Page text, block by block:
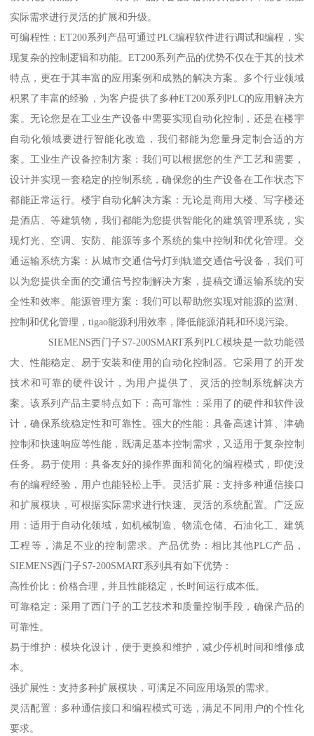
实际需求进行灵活的扩展和升级。
可编程性：ET200系列产品可通过PLC编程软件进行调试和编程，实
现复杂的控制逻辑和功能。ET200系列产品的优势不仅在于其的技术
特点，更在于其丰富的应用案例和成熟的解决方案。多个行业领域
积累了丰富的经验，为客户提供了多种ET200系列PLC的应用解决方
案。无论您是在工业生产设备中需要实现自动化控制，还是在楼宇
自动化领域要进行智能化改造，我们都能为您量身定制合适的方
案。工业生产设备控制方案：我们可以根据您的生产工艺和需要，
设计并实现一套稳定的控制系统，确保您的生产设备在工作状态下
都能正常运行。楼宇自动化解决方案：无论是商用大楼、写字楼还
是酒店、等建筑物，我们都能为您提供智能化的建筑管理系统，实
现灯光、空调、安防、能源等多个系统的集中控制和优化管理。交
通运输系统方案：从城市交通信号灯到轨道交通信号设备，我们可
以为您提供全面的交通信号控制解决方案，提稿交通运输系统的安
全性和效率。能源管理方案：我们可以帮助您实现对能源的监测、
控制和优化管理，tigao能源利用效率，降低能源消耗和环境污染。
SIEMENS西门子S7-200SMART系列PLC模块是一款功能强
大、性能稳定、易于安装和使用的自动化控制器。它采用了的开发
技术和可靠的硬件设计，为用户提供了、灵活的控制系统解决方
案。该系列产品主要特点如下：高可靠性：采用了的硬件和软件设
计，确保系统稳定性和可靠性。强大的性能：具备高速计算、津确
控制和快速响应等性能，既满足基本控制需求，又适用于复杂控制
任务。易于使用：具备友好的操作界面和简化的编程模式，即使没
有的编程经验，用户也能轻松上手。灵活扩展：支持多种通信接口
和扩展模块，可根据实际需求进行快速、灵活的系统配置。广泛应
用：适用于自动化领域，如机械制造、物流仓储、石油化工、建筑
工程等，满足不业的控制需求。产品优势：相比其他PLC产品，
SIEMENS西门子S7-200SMART系列具有如下优势：
高性价比：价格合理，并且性能稳定，长时间运行成本低。
可靠稳定：采用了西门子的工艺技术和质量控制手段，确保产品的
可靠性。
易于维护：模块化设计，便于更换和维护，减少停机时间和维修成
本。
强扩展性：支持多种扩展模块，可满足不同应用场景的需求。
灵活配置：多种通信接口和编程模式可选，满足不同用户的个性化
要求。